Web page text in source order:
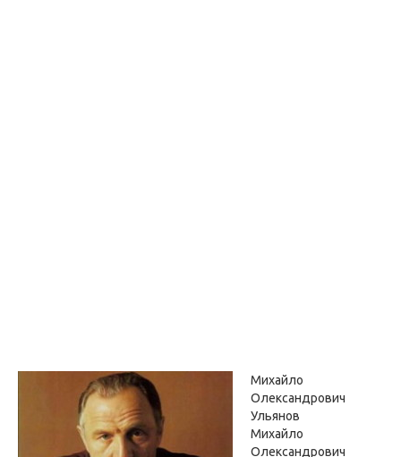
Михайло
Олександрович
Ульянов
Михайло
Олександрович